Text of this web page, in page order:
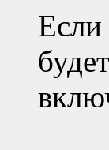
Если